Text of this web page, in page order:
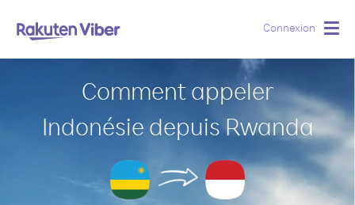
Connexion
Comment appeler
Indonésie depuis Rwanda